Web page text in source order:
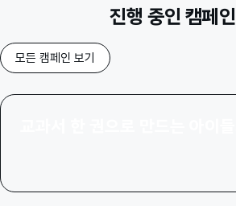
진행 중인 캠페인
모든 캠페인 보기